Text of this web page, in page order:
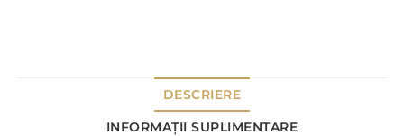
DESCRIERE
INFORMAȚII SUPLIMENTARE